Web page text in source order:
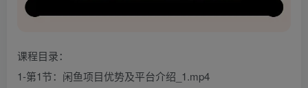
课程目录：
1-第1节：闲鱼项目优势及平台介绍_1.mp4